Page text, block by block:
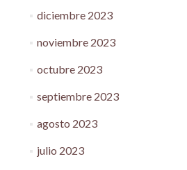
diciembre 2023
noviembre 2023
octubre 2023
septiembre 2023
agosto 2023
julio 2023